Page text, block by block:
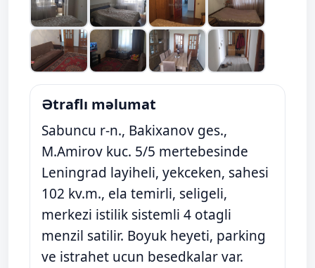
Ətraflı məlumat
Sabuncu r-n., Bakixanov ges.,
M.Amirov kuc. 5/5 mertebesinde
Leningrad layiheli, yekceken, sahesi
102 kv.m., ela temirli, seligeli,
merkezi istilik sistemli 4 otagli
menzil satilir. Boyuk heyeti, parking
ve istrahet ucun besedkalar var.